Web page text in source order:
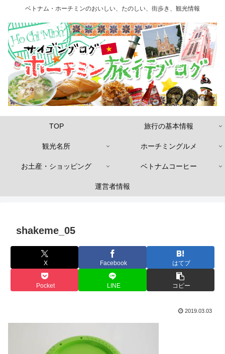
ベトナム・ホーチミンのおいしい、たのしい、街歩き、観光情報
TOP 旅行の基本情報
観光名所 ホーチミングルメ
お土産・ショッピング ベトナムコーヒー
運営者情報
shakeme_05
X Facebook はてブ
Pocket LINE コピー
2019.03.03